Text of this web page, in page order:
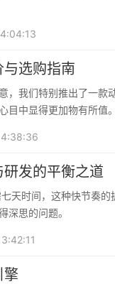
选购指南
，我们特别推出了一
目中显得更加物有所值。
发的平衡之道
天时间，这种快节奏
深思的问题。
擎